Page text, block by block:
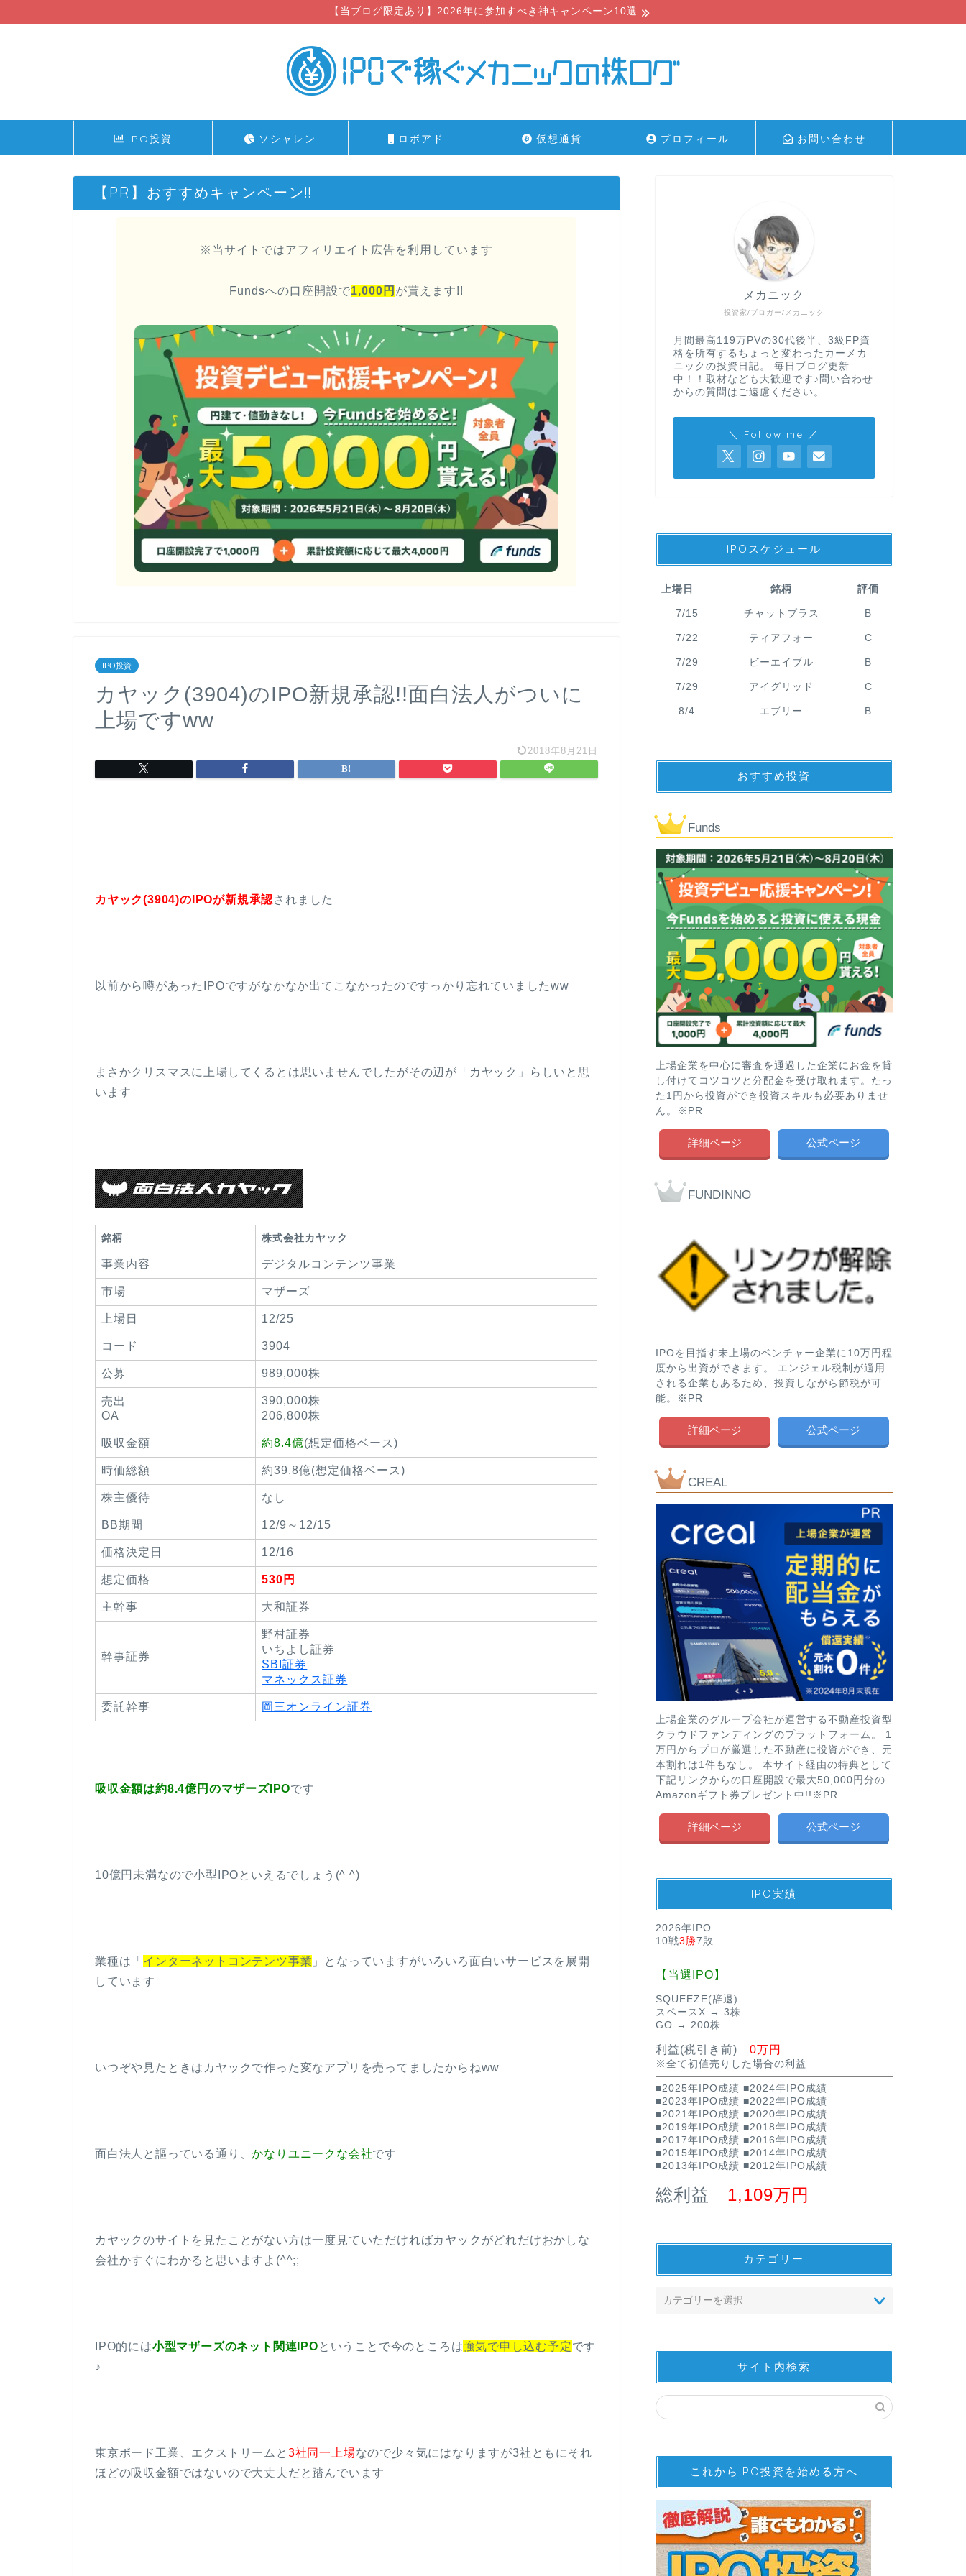
【当ブログ限定あり】2026年に参加すべき神キャンペーン10選
IPO投資 ソシャレン ロボアド 仮想通貨 プロフィール お問い合わせ
【PR】おすすめキャンペーン!!
※当サイトではアフィリエイト広告を利用しています
Fundsへの口座開設で1,000円 が貰えます!!
IPO投資
カヤック(3904)のIPO新規承認!!面白法人がついに
上場ですww
2018年8月21日
カヤック(3904)のIPOが新規承認されました
以前から噂があったIPOですがなかなか出てこなかったのですっかり忘れていましたww
まさかクリスマスに上場してくるとは思いませんでしたがその辺が「カヤック」らしいと思
います
銘柄 株式会社カヤック
事業内容 デジタルコンテンツ事業
市場 マザーズ
上場日 12/25
コード 3904
公募 989,000株
売出
OA
390,000株
206,800株
吸収金額 約8.4億(想定価格ベース)
時価総額 約39.8億(想定価格ベース)
株主優待 なし
BB期間 12/9～12/15
価格決定日 12/16
想定価格 530円
主幹事 大和証券
幹事証券
野村証券
いちよし証券
SBI証券
マネックス証券
委託幹事 岡三オンライン証券
吸収金額は約8.4億円のマザーズIPOです
10億円未満なので小型IPOといえるでしょう(^ ^)
業種は「 インターネットコンテンツ事業 」となっていますがいろいろ面白いサービスを展開
しています
いつぞや見たときはカヤックで作った変なアプリを売ってましたからねww
面白法人と謳っている通り、かなりユニークな会社です
カヤックのサイトを見たことがない方は一度見ていただければカヤックがどれだけおかしな
会社かすぐにわかると思いますよ(^^;;
IPO的には小型マザーズのネット関連IPO ということで今のところは強気で申し込む予定です
♪
東京ボード工業、エクストリームと 3社同一上場なので少々気にはなりますが3社ともにそれ
ほどの吸収金額ではないので大丈夫だと踏んでいます
投資家/ブロガー/メカニック
メカニック
月間最高119万PVの30代後半、3級FP資
格を所有するちょっと変わったカーメカ
ニックの投資日記。 毎日ブログ更新
中！！取材なども大歓迎です♪問い合わせ
からの質問はご遠慮ください。
＼ Follow me ／
IPOスケジュール
上場日 銘柄 評価
7/15 チャットプラス B
7/22 ティアフォー C
7/29 ビーエイブル B
7/29 アイグリッド C
8/4 エブリー B
おすすめ投資
Funds
上場企業を中心に審査を通過した企業にお金を貸
し付けてコツコツと分配金を受け取れます。たっ
た1円から投資ができ投資スキルも必要ありませ
ん。※PR
詳細ページ 公式ページ
FUNDINNO
IPOを目指す未上場のベンチャー企業に10万円程
度から出資ができます。 エンジェル税制が適用
される企業もあるため、投資しながら節税が可
能。※PR
詳細ページ 公式ページ
CREAL
上場企業のグループ会社が運営する不動産投資型
クラウドファンディングのプラットフォーム。 1
万円からプロが厳選した不動産に投資ができ、元
本割れは1件もなし。 本サイト経由の特典として
下記リンクからの口座開設で最大50,000円分の
Amazonギフト券プレゼント中!!※PR
詳細ページ 公式ページ
IPO実績
2026年IPO
10戦3勝7敗
【当選IPO】
SQUEEZE(辞退)
スペースX → 3株
GO → 200株
利益(税引き前) 0万円
※全て初値売りした場合の利益
■2025年IPO成績 ■2024年IPO成績
■2023年IPO成績 ■2022年IPO成績
■2021年IPO成績 ■2020年IPO成績
■2019年IPO成績 ■2018年IPO成績
■2017年IPO成績 ■2016年IPO成績
■2015年IPO成績 ■2014年IPO成績
■2013年IPO成績 ■2012年IPO成績
総利益 1,109万円
カテゴリー
サイト内検索
これからIPO投資を始める方へ